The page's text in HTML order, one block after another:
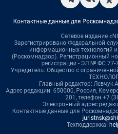
Контактные данные для
Сетевое издание
Зарегистрировано Федеральной
информационных технологий
(Роскомнадзор). Регистрационный
регистрации - ЭЛ № ФС 77-
Учредитель: Общество с
Главный редактор: Левчук
Адрес редакции: 650000, Россия,
201, телефон +7
Электронный адрес
Контактные данные для
Техподдержка: